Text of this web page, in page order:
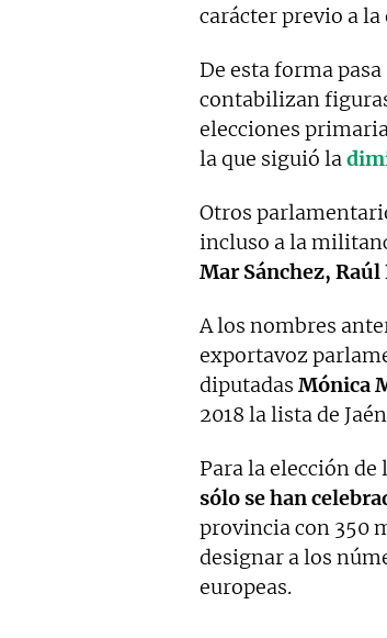
carácter previo a
De esta forma
contabilizan
elecciones
la que siguió la
Otros
incluso a la
Mar Sánchez,
A los nombres
exportavoz
diputadas Mónica
2018 la lista de
Para la elección
sólo se han
provincia con 350
designar a los
europeas.